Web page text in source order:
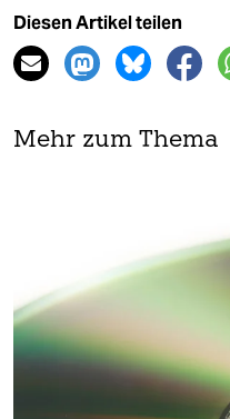
Diesen Artikel teilen
Mehr zum Thema